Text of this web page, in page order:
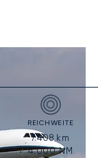
REICHWEITE
7.408km
4.000NM